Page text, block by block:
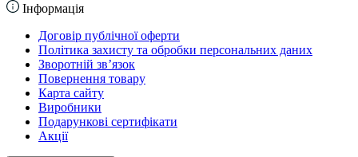
Інформація
Договір публічної оферти
Політика захисту та обробки персональних даних
Зворотній зв’язок
Повернення товару
Карта сайту
Виробники
Подарункові сертифікати
Акції